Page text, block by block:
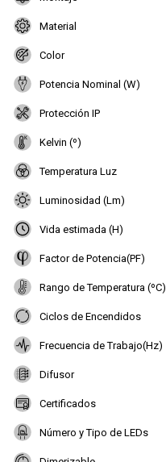
Material
Color
Potencia Nominal (W)
Protección IP
Kelvin (º)
Temperatura Luz
Luminosidad (Lm)
Vida estimada (H)
Factor de Potencia(PF)
Rango de Temperatura (ºC)
Ciclos de Encendidos
Frecuencia de Trabajo(Hz)
Difusor
Certificados
Número y Tipo de LEDs